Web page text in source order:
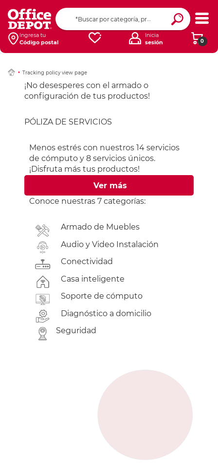
Ingresa tu
Código postal
0
Inicia
sesión
Tracking policy view page
¡No desesperes con el armado o
configuración de tus productos!
PÓLIZA DE SERVICIOS
Menos estrés con nuestros 14 servicios
de cómputo y 8 servicios únicos.
¡Disfruta más tus productos!
Ver más
Conoce nuestras 7 categorías:
Armadode Muebles
Audio y VideoInstalación
Conectividad
Casa inteligente
Soporte de cómputo
Diagnósticoa domicilio
Seguridad